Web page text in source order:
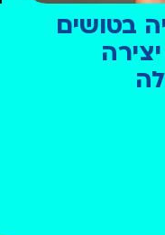
בטושים